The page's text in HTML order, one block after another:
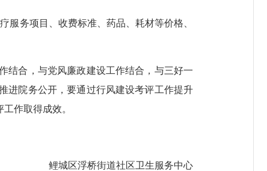
务项目、收费标准、药品、耗材等价格、
合，与党风廉政建设工作结合，与三好一
进院务公开，要通过行风建设考评工作提升
作取得成效。
鲤城区浮桥街道社区卫生服务中心